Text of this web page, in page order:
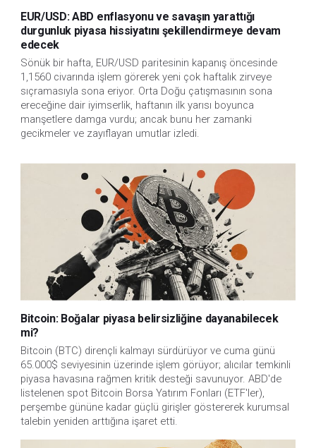
EUR/USD: ABD enflasyonu ve savaşın yarattığı
durgunluk piyasa hissiyatını şekillendirmeye devam
edecek
Sönük bir hafta, EUR/USD paritesinin kapanış öncesinde
1,1560 civarında işlem görerek yeni çok haftalık zirveye
sıçramasıyla sona eriyor. Orta Doğu çatışmasının sona
ereceğine dair iyimserlik, haftanın ilk yarısı boyunca
manşetlere damga vurdu; ancak bunu her zamanki
gecikmeler ve zayıflayan umutlar izledi.
Bitcoin: Boğalar piyasa belirsizliğine dayanabilecek
mi?
Bitcoin (BTC) dirençli kalmayı sürdürüyor ve cuma günü
65.000$ seviyesinin üzerinde işlem görüyor; alıcılar temkinli
piyasa havasına rağmen kritik desteği savunuyor. ABD'de
listelenen spot Bitcoin Borsa Yatırım Fonları (ETF'ler),
perşembe gününe kadar güçlü girişler göstererek kurumsal
talebin yeniden arttığına işaret etti.